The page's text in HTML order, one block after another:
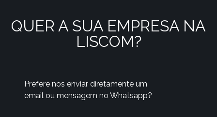
QUER A SUA EMPRESA NA
LISCOM?
Prefere nos enviar diretamente um
email ou mensagem no Whatsapp?